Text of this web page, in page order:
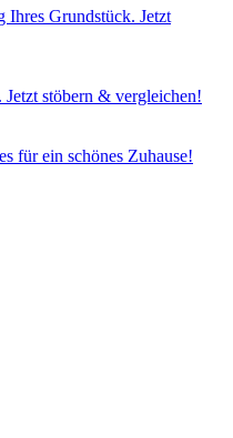
Ihres Grundstück. Jetzt
stöbern & vergleichen!
für ein schönes Zuhause!